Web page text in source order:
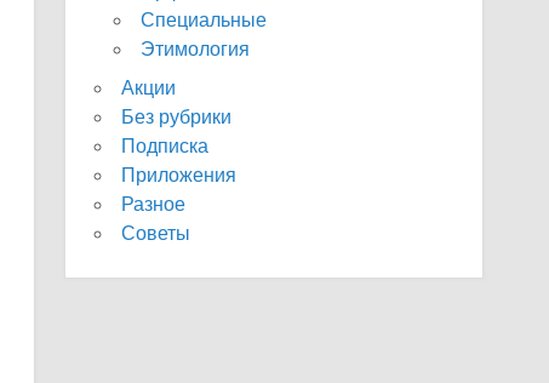
Специальные
Этимология
Акции
Без рубрики
Подписка
Приложения
Разное
Советы